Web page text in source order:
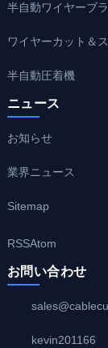
半自動ワイヤーブ
ワイヤーカット＆
半自動圧着機
ニュース
お知らせ
業界ニュース
Sitemap
RSSAtom
お問い合わせ
kevin201166